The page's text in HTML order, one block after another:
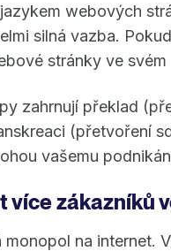
webových
silná vazba.
stránky ve svém
zahrnují překlad
(přetvoření
vašemu
více zákazníků
monopol na internet.